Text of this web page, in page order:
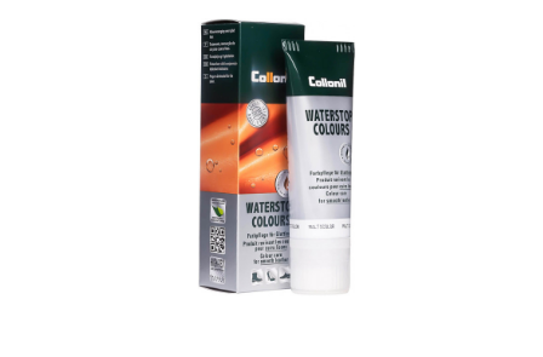
Farbige Pflege- und
Imprägniercreme
pflegt alle Glattleder und HighTech-
Materialien mit Imprägnier-Effekt
nährt das Leder, hält es strapazierfähig